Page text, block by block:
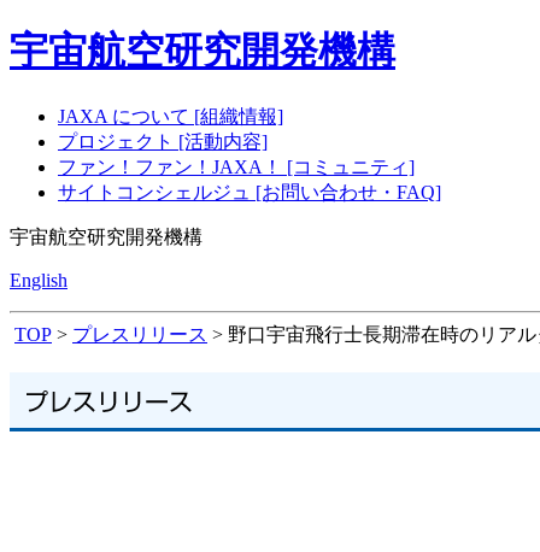
宇宙航空研究開発機構
JAXA について [組織情報]
プロジェクト [活動内容]
ファン！ファン！JAXA！ [コミュニティ]
サイトコンシェルジュ [お問い合わせ・FAQ]
宇宙航空研究開発機構
English
TOP > プレスリリース > 野口宇宙飛行士長期滞在時のリア